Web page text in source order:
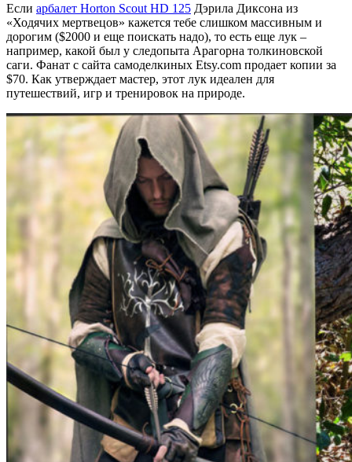
Если арбалет Horton Scout HD 125 Дэрила Диксона из
«Ходячих мертвецов» кажется тебе слишком массивным и
дорогим ($2000 и еще поискать надо), то есть еще лук –
например, какой был у следопыта Арагорна толкиновской
саги. Фанат с сайта самоделкиных Etsy.com продает копии за
$70. Как утверждает мастер, этот лук идеален для
путешествий, игр и тренировок на природе.